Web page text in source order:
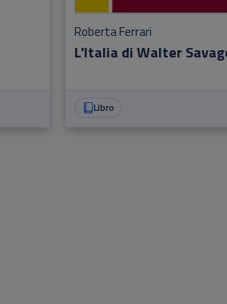
L'Italia di Walter
Roberta Ferrari
Libro